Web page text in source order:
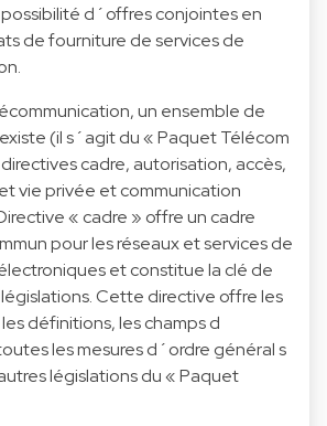
d´offres conjointes en
de fourniture de services de
un ensemble de
(il s´agit du « Paquet Télécom
cadre, autorisation, accès,
vie privée et communication
« cadre » offre un cadre
pour les réseaux et services de
et constitue la clé de
Cette directive offre les
définitions, les champs d
les mesures d´ordre général s
législations du « Paquet